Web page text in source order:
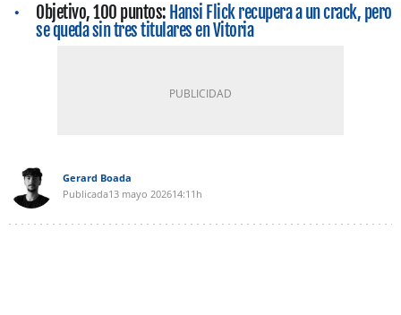
Objetivo, 100 puntos: Hansi Flick recupera a un crack, pero
se queda sin tres titulares en Vitoria
Gerard Boada
Publicada13 mayo 202614:11h